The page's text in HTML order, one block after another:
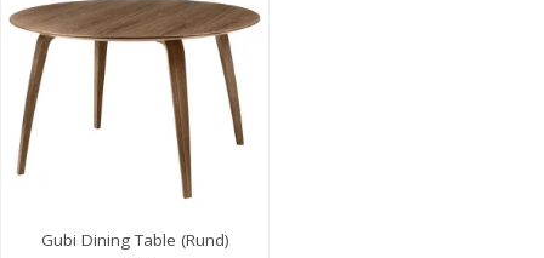
Gubi Dining Table (Rund)